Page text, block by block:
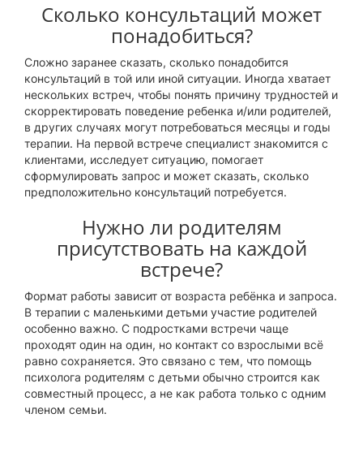
Сколько консультаций может
понадобиться?
Сложно заранее сказать, сколько понадобится
консультаций в той или иной ситуации. Иногда хватает
нескольких встреч, чтобы понять причину трудностей и
скорректировать поведение ребенка и/или родителей,
в других случаях могут потребоваться месяцы и годы
терапии. На первой встрече специалист знакомится с
клиентами, исследует ситуацию, помогает
сформулировать запрос и может сказать, сколько
предположительно консультаций потребуется.
Нужно ли родителям
присутствовать на каждой
встрече?
Формат работы зависит от возраста ребёнка и запроса.
В терапии с маленькими детьми участие родителей
особенно важно. С подростками встречи чаще
проходят один на один, но контакт со взрослыми всё
равно сохраняется. Это связано с тем, что помощь
психолога родителям с детьми обычно строится как
совместный процесс, а не как работа только с одним
членом семьи.